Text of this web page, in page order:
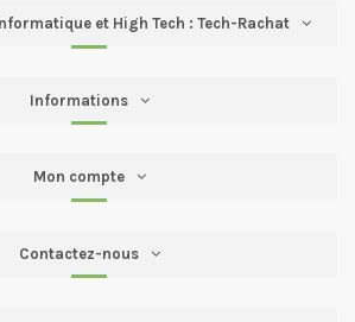
et High Tech : Tech-Rachat
Informations
Mon compte
Contactez-nous